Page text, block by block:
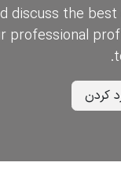
discuss the
professional
کردن